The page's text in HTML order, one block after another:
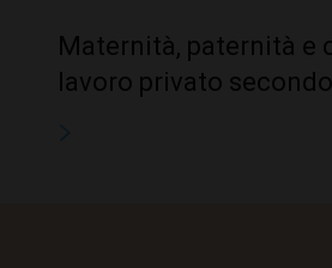
Maternità, paternità e
lavoro privato